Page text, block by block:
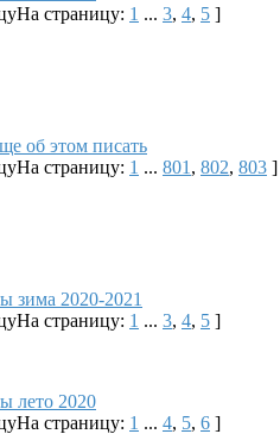
На страницу: 1 ... 3, 4, 5 ]
об этом писать
На страницу: 1 ... 801 , 802, 803 ]
зима 2020-2021
На страницу: 1 ... 3, 4, 5 ]
лето 2020
На страницу: 1 ... 4, 5, 6 ]